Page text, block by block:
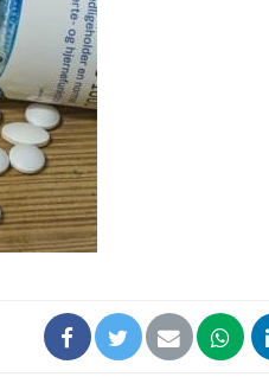
cancer ?